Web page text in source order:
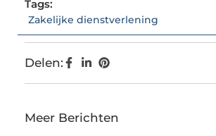
Tags:
Zakelijke dienstverlening
Delen:
Meer Berichten